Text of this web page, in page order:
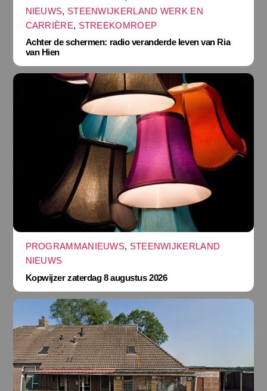
NIEUWS, STEENWIJKERLAND WERK EN
CARRIÈRE, STREEKOMROEP
Achter de schermen: radio veranderde leven van Ria
van Hien
PROGRAMMANIEUWS, STEENWIJKERLAND
NIEUWS
Kopwijzer zaterdag 8 augustus 2026